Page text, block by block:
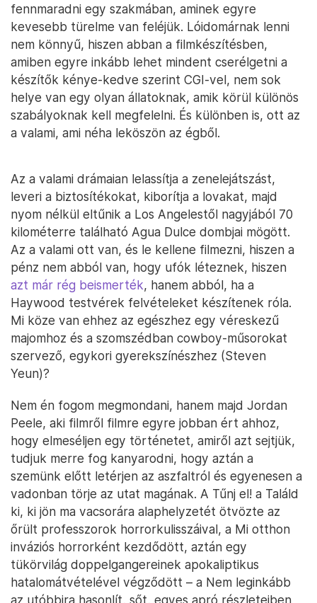
fennmaradni egy szakmában, aminek egyre
kevesebb türelme van feléjük. Lóidomárnak lenni
nem könnyű, hiszen abban a filmkészítésben,
amiben egyre inkább lehet mindent cserélgetni a
készítők kénye-kedve szerint CGI-vel, nem sok
helye van egy olyan állatoknak, amik körül különös
szabályoknak kell megfelelni. És különben is, ott az
a valami, ami néha leköszön az égből.
Az a valami drámaian lelassítja a zenelejátszást,
leveri a biztosítékokat, kiborítja a lovakat, majd
nyom nélkül eltűnik a Los Angelestől nagyjából 70
kilométerre található Agua Dulce dombjai mögött.
Az a valami ott van, és le kellene filmezni, hiszen a
pénz nem abból van, hogy ufók léteznek, hiszen
azt már rég beismerték, hanem abból, ha a
Haywood testvérek felvételeket készítenek róla.
Mi köze van ehhez az egészhez egy véreskezű
majomhoz és a szomszédban cowboy-műsorokat
szervező, egykori gyerekszínészhez (Steven
Yeun)?
Nem én fogom megmondani, hanem majd Jordan
Peele, aki filmről filmre egyre jobban ért ahhoz,
hogy elmeséljen egy történetet, amiről azt sejtjük,
tudjuk merre fog kanyarodni, hogy aztán a
szemünk előtt letérjen az aszfaltról és egyenesen a
vadonban törje az utat magának. A Tűnj el! a Találd
ki, ki jön ma vacsorára alaphelyzetét ötvözte az
őrült professzorok horrorkulisszáival, a Mi otthon
inváziós horrorként kezdődött, aztán egy
tükörvilág doppelgangereinek apokaliptikus
hatalomátvételével végződött – a Nem leginkább
az utóbbira hasonlít, sőt, egyes apró részleteiben